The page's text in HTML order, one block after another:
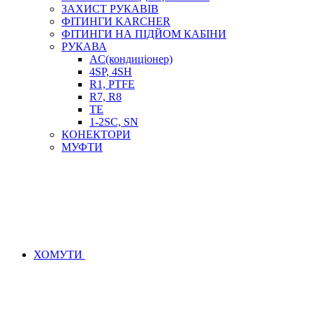
ЗАХИСТ РУКАВІВ
ФІТИНГИ KARCHER
ФІТИНГИ НА ПІДЙОМ КАБІНИ
РУКАВА
AC(кондиціонер)
4SP, 4SH
R1, PTFE
R7, R8
TE
1-2SC, SN
КОНЕКТОРИ
МУФТИ
ХОМУТИ